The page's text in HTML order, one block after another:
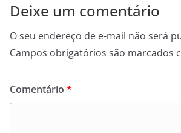
Deixe um comentário
O seu endereço de e-mail não será
Campos obrigatórios são marcados
Comentário *